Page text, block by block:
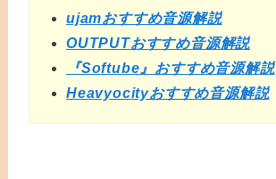
ujamおすすめ音源解説
OUTPUTおすすめ音源解説
『Softube』おすすめ音源解説
Heavyocityおすすめ音源解説